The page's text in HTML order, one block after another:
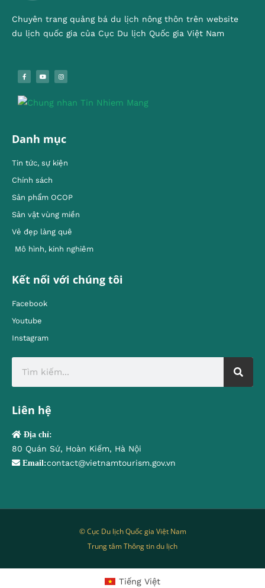
Chuyên trang quảng bá du lịch nông thôn trên website
du lịch quốc gia của Cục Du lịch Quốc gia Việt Nam
Danh mục
Tin tức, sự kiện
Chính sách
Sản phẩm OCOP
Sản vật vùng miền
Vẻ đẹp làng quê
Mô hình, kinh nghiêm
Kết nối với chúng tôi
Facebook
Youtube
Instagram
Liên hệ
Địa chỉ:
80 Quán Sứ, Hoàn Kiếm, Hà Nội
Email:contact@vietnamtourism.gov.vn
© Cục Du lịch Quốc gia Việt Nam
Trung tâm Thông tin du lịch
Tiếng Việt